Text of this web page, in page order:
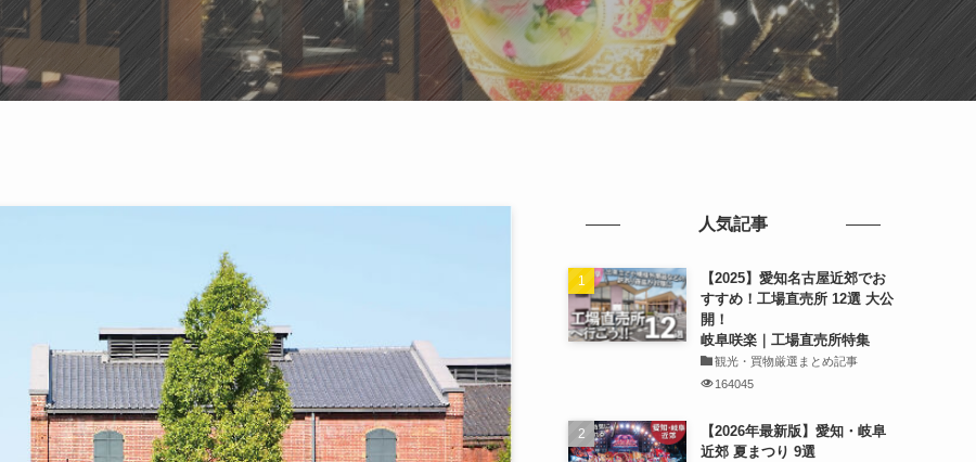
人気記事
【2025】愛知名古屋近郊でお
すすめ！工場直売所 12選 大公
開！
岐阜咲楽｜工場直売所特集
観光・買物厳選まとめ記事
164045
【2026年最新版】愛知・岐阜
近郊 夏まつり 9選